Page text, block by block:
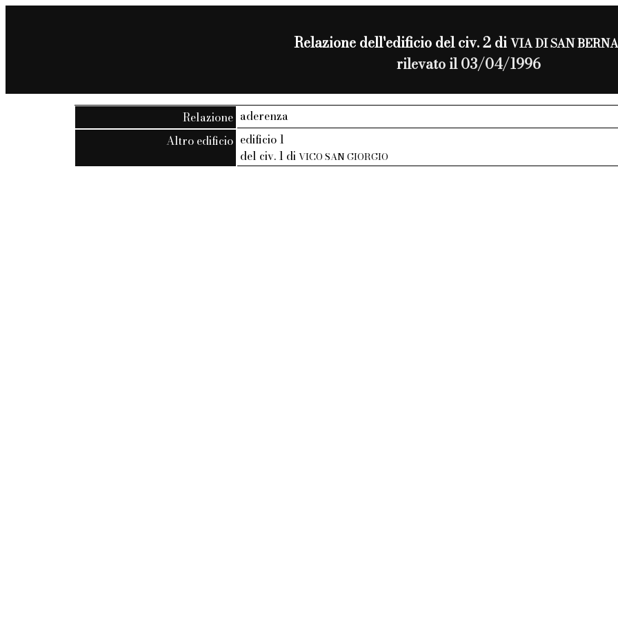
Relazione dell'edificio del civ. 2 diVIA DI SAN
rilevato il 03/04/1996
Relazione aderenza
Altro edificio edificio 1
del civ. 1 diVICO SAN GIORGIO